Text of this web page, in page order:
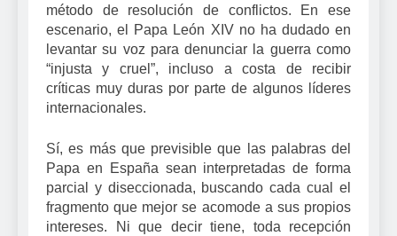
método de resolución de conflictos. En ese
escenario, el Papa León XIV no ha dudado en
levantar su voz para denunciar la guerra como
“injusta y cruel”, incluso a costa de recibir
críticas muy duras por parte de algunos líderes
internacionales.
Sí, es más que previsible que las palabras del
Papa en España sean interpretadas de forma
parcial y diseccionada, buscando cada cual el
fragmento que mejor se acomode a sus propios
intereses. Ni que decir tiene, toda recepción